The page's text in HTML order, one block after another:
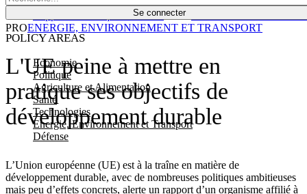
Se connecter
POLICY AREAS
Economie
Politique
Agriculture et Alimentation
Santé
Technologies
Energie, Environnement et Transport
Défense
Économie
L'UE peine à mettre en
pratique ses objectifs de
développement durable
L’Union européenne (UE) est à la traîne en matière de
développement durable, avec de nombreuses politiques ambitieuses
mais peu d’effets concrets, alerte un rapport d’un organisme affilié à
PROENERGIE, ENVIRONNEMENT ET TRANSPORT